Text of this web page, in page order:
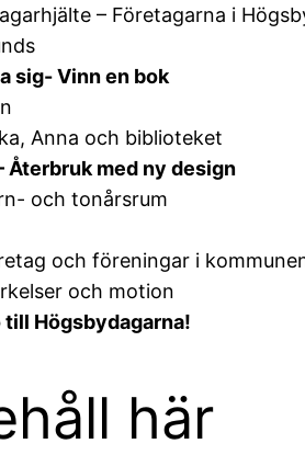
– Företagarna i
sig- Vinn en bok
Anna och biblioteket
Återbruk med ny design
och tonårsrum
och föreningar i
och motion
Högsbydagarna!
här